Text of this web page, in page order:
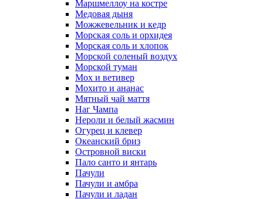
Маршмеллоу на костре
Медовая дыня
Можжевельник и кедр
Морская соль и орхидея
Морская соль и хлопок
Морской соленый воздух
Морской туман
Мох и ветивер
Мохито и ананас
Мятный чай маття
Наг Чампа
Нероли и белый жасмин
Огурец и клевер
Океанский бриз
Островной виски
Пало санто и янтарь
Пачули
Пачули и амбра
Пачули и ладан